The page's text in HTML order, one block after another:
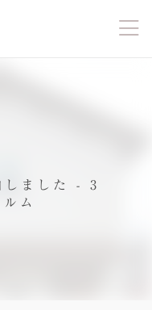
しました - 3
ム